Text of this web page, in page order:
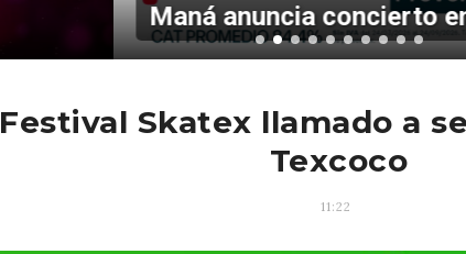
Maná anuncia concierto en el Estadio
Festival Skatex llamado a
Texcoco
11:22